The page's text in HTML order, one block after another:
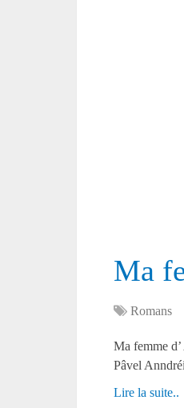
Ma
Romans
Ma femme
Pâvel
Lire la suite..